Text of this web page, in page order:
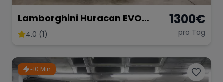
Lamborghini Huracan EVO
Spider
4.0 (1)
1300€
pro Tag
~10 Min